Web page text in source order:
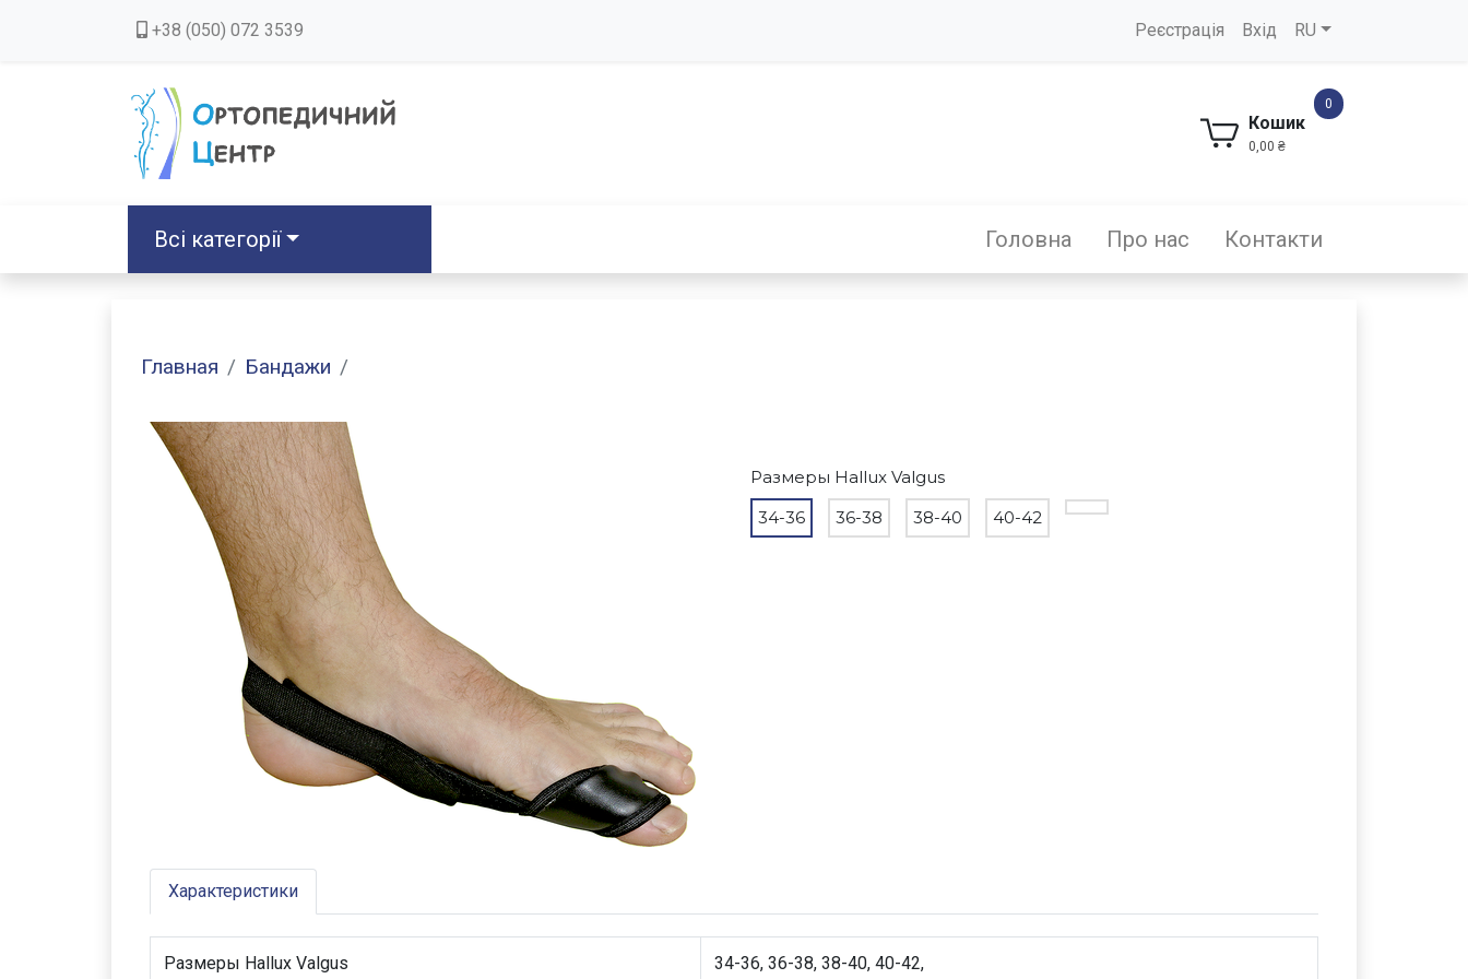
+38 (050) 072 3539 Реєстрація Вхід RU
Кошик
0,00 ₴
0
Всі категорії Головна Про нас Контакти
Главная Бандажи
Размеры Hallux Valgus
34-36
36-38 38-40 40-42
Характеристики
Размеры Hallux Valgus 34-36, 36-38, 38-40, 40-42,